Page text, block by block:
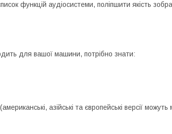
функцій аудіосистеми, поліпшити якість
для вашої машини, потрібно знати:
азійські та європейські версії